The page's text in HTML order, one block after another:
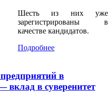
Шесть из них уже
зарегистрированы в
качестве кандидатов.
Подробнее
в
вклад в суверенитет